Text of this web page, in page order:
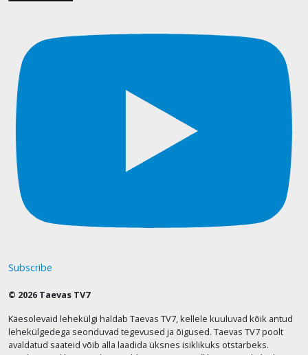
Subscribe
© 2026 Taevas TV7
Käesolevaid lehekülgi haldab Taevas TV7, kellele kuuluvad kõik antud
lehekülgedega seonduvad tegevused ja õigused. Taevas TV7 poolt
avaldatud saateid võib alla laadida üksnes isiklikuks otstarbeks.